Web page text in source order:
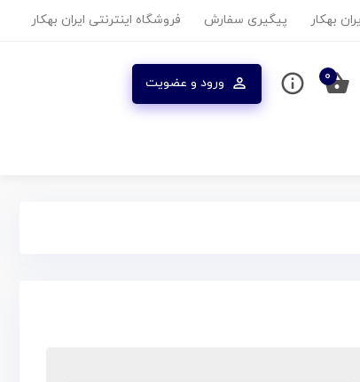
بهکار پیگیری سفارش فروشگاه اینترنتی ایران بهکار
ورود و عضویت ۰